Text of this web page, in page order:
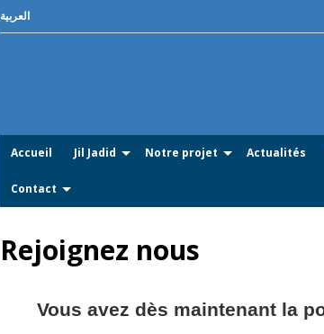
العربية
Accueil Jil Jadid Notre projet Actualités
Contact
Rejoignez nous
Vous avez dès maintenant la